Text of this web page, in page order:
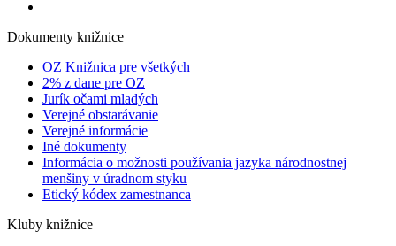
Dokumenty knižnice
OZ Knižnica pre všetkých
2% z dane pre OZ
Jurík očami mladých
Verejné obstarávanie
Verejné informácie
Iné dokumenty
Informácia o možnosti používania jazyka národnostnej
menšiny v úradnom styku
Etický kódex zamestnanca
Kluby knižnice